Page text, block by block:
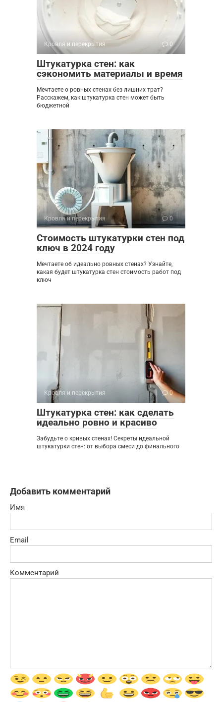
Кровля и перекрытия 0
Штукатурка стен: как
сэкономить материалы и время
Мечтаете о ровных стенах без лишних трат?
Расскажем, как штукатурка стен может быть
бюджетной
Кровля и перекрытия 0
Стоимость штукатурки стен под
ключ в 2024 году
Мечтаете об идеально ровных стенах? Узнайте,
какая будет штукатурка стен стоимость работ под
ключ
Кровля и перекрытия 0
Штукатурка стен: как сделать
идеально ровно и красиво
Забудьте о кривых стенах! Секреты идеальной
штукатурки стен: от выбора смеси до финального
Добавить комментарий
Имя
Email
Комментарий